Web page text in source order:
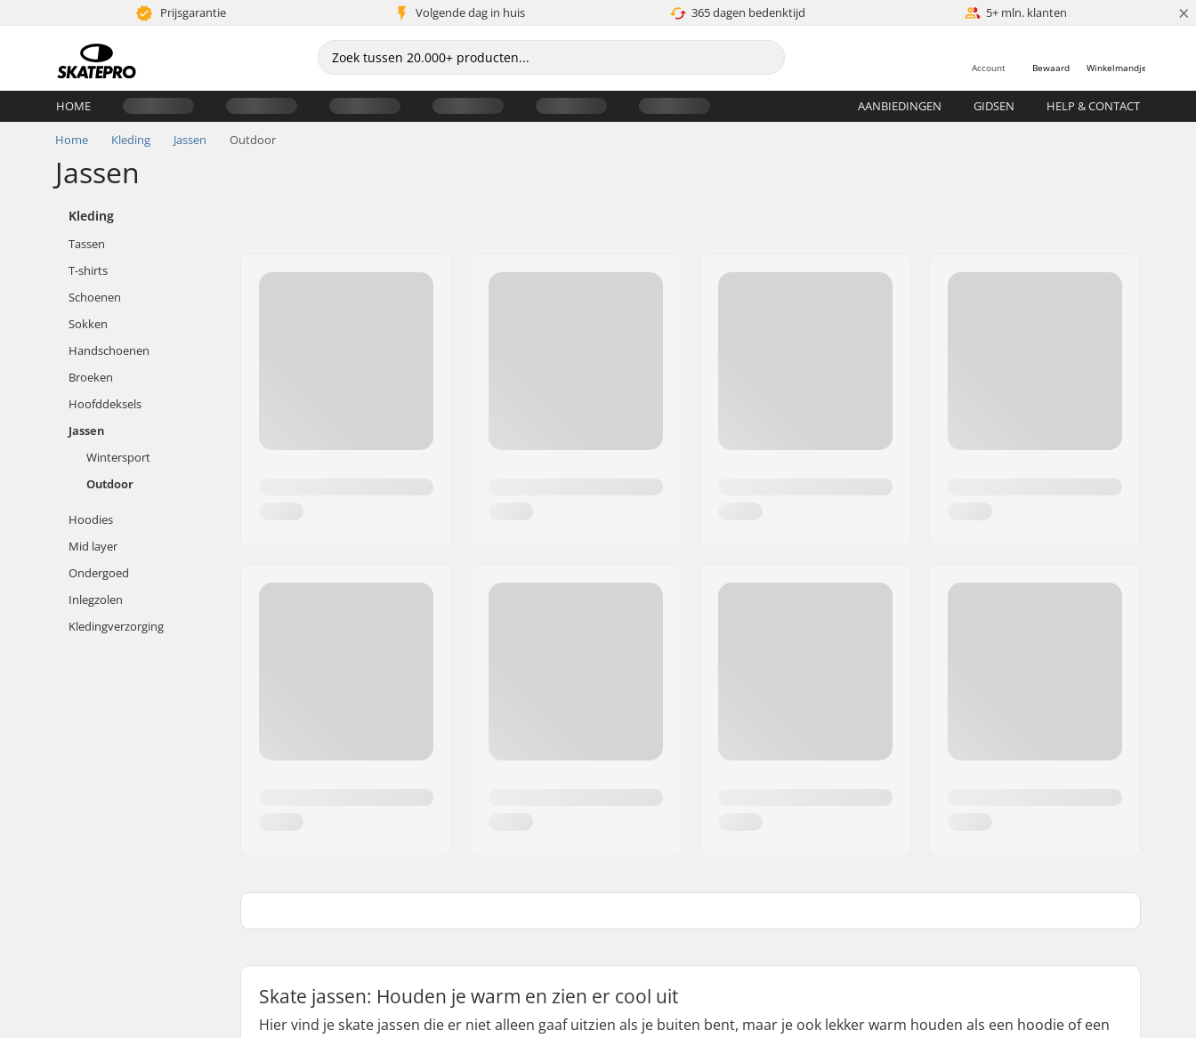
Prijsgarantie Volgende dag in huis 365 dagen bedenktijd 5+ mln. klanten ×
Winkelmandje
Bewaard
Account
HOME AANBIEDINGEN GIDSEN HELP & CONTACT
Home Kleding Jassen Outdoor
Jassen
Kleding
Tassen
T-shirts
Schoenen
Sokken
Handschoenen
Broeken
Hoofddeksels
Jassen
Wintersport
Outdoor
Hoodies
Mid layer
Ondergoed
Inlegzolen
Kledingverzorging
Skate jassen: Houden je warm en zien er cool uit
Hier vind je skate jassen die er niet alleen gaaf uitzien als je buiten bent, maar je ook lekker warm houden als een hoodie of een